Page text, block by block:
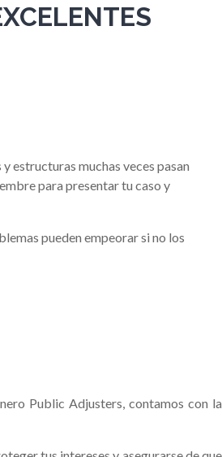
estructuras muchas veces pasan
para presentar tu caso y
pueden empeorar si no los
Public Adjusters, contamos con la